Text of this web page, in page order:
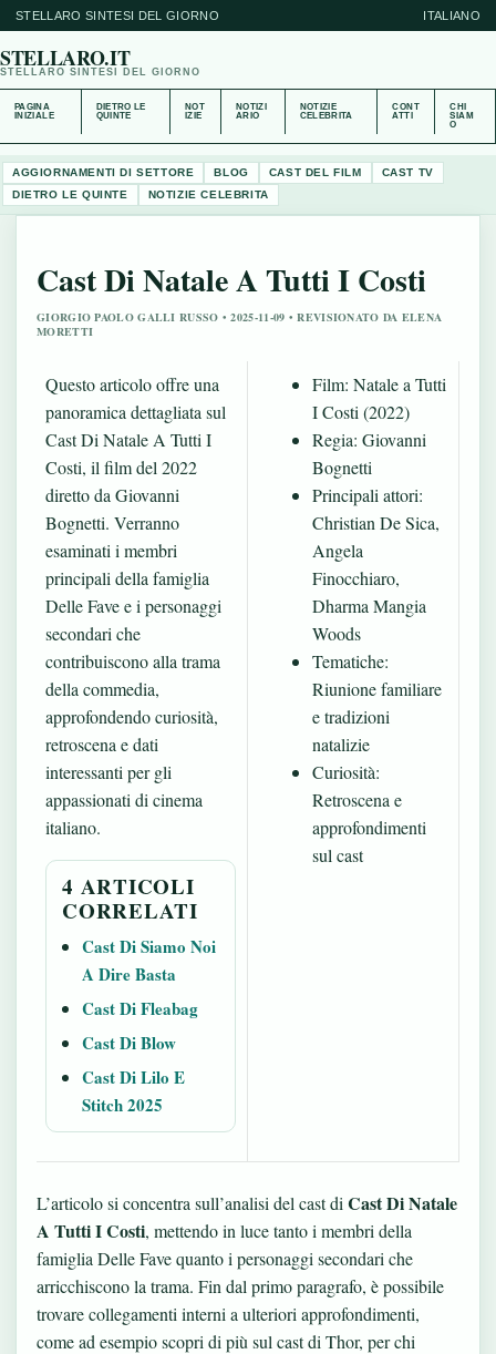
STELLARO SINTESI DEL GIORNO ITALIANO
STELLARO.IT
STELLARO SINTESI DEL GIORNO
PAGINA
INIZIALE
DIETRO LE
QUINTE
NOT
IZIE
NOTIZI
ARIO
NOTIZIE
CELEBRITA
CONT
ATTI
CHI
SIAM
O
AGGIORNAMENTI DI SETTORE BLOG CAST DEL FILM
CAST TV
DIETRO LE QUINTE
NOTIZIE CELEBRITA
Cast Di Natale A Tutti I Costi
GIORGIO PAOLO GALLI RUSSO • 2025-11-09 • REVISIONATO DA ELENA
MORETTI
Questo articolo offre una
panoramica dettagliata sul
Cast Di Natale A Tutti I
Costi, il film del 2022
diretto da Giovanni
Bognetti. Verranno
esaminati i membri
principali della famiglia
Delle Fave e i personaggi
secondari che
contribuiscono alla trama
della commedia,
approfondendo curiosità,
retroscena e dati
interessanti per gli
appassionati di cinema
italiano.
4 ARTICOLI
CORRELATI
Cast Di Siamo Noi
A Dire Basta
Cast Di Fleabag
Cast Di Blow
Cast Di Lilo E
Stitch 2025
Film: Natale a Tutti
I Costi (2022)
Regia: Giovanni
Bognetti
Principali attori:
Christian De Sica,
Angela
Finocchiaro,
Dharma Mangia
Woods
Tematiche:
Riunione familiare
e tradizioni
natalizie
Curiosità:
Retroscena e
approfondimenti
sul cast
L’articolo si concentra sull’analisi del cast di Cast Di Natale
A Tutti I Costi, mettendo in luce tanto i membri della
famiglia Delle Fave quanto i personaggi secondari che
arricchiscono la trama. Fin dal primo paragrafo, è possibile
trovare collegamenti interni a ulteriori approfondimenti,
come ad esempioscopri di più sul cast di Thor, per chi